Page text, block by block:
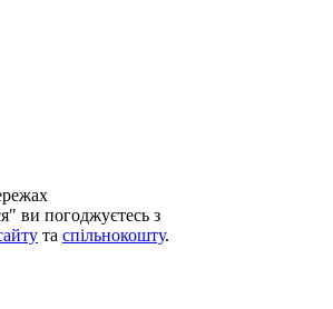
ви погоджуєтесь з
та спільнокошту.